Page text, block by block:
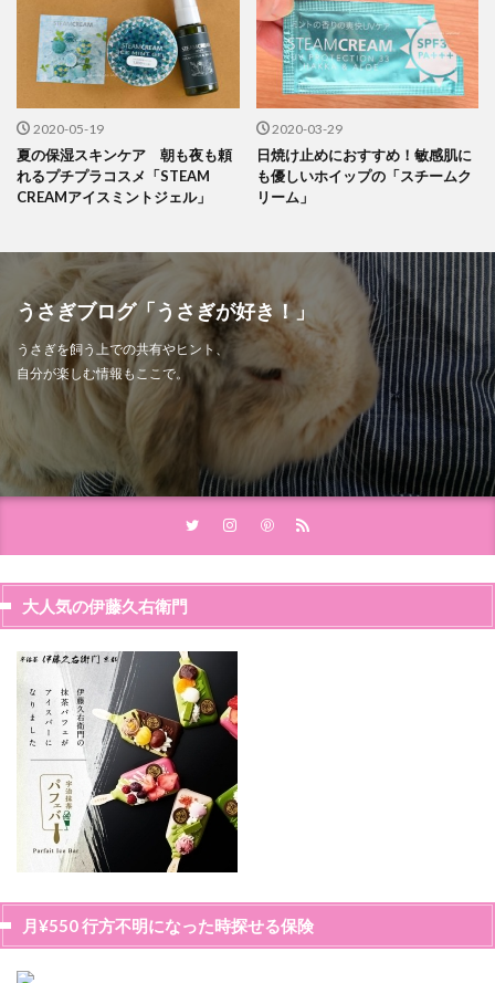
2020-05-19
夏の保湿スキンケア 朝も夜も頼
れるプチプラコスメ「STEAM
CREAMアイスミントジェル」
2020-03-29
日焼け止めにおすすめ！敏感肌に
も優しいホイップの「スチームク
リーム」
うさぎブログ「うさぎが好き！」
うさぎを飼う上での共有やヒント、
自分が楽しむ情報もここで。
大人気の伊藤久右衛門
月¥550 行方不明になった時探せる保険